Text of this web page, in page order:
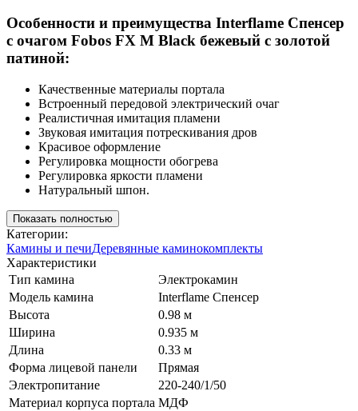
Особенности и преимущества Interflame Спенсер
с очагом Fobos FX M Black бежевый с золотой
патиной:
Качественные материалы портала
Встроенный передовой электрический очаг
Реалистичная имитация пламени
Звуковая имитация потрескивания дров
Красивое оформление
Регулировка мощности обогрева
Регулировка яркости пламени
Натуральный шпон.
Показать полностью
Категории:
Камины и печиДеревянные каминокомплекты
Характеристики
Тип камина
Электрокамин
Модель камина
Interflame Спенсер
Высота
0.98 м
Ширина
0.935 м
Длина
0.33 м
Форма лицевой панели
Прямая
Электропитание
220-240/1/50
Материал корпуса портала МДФ